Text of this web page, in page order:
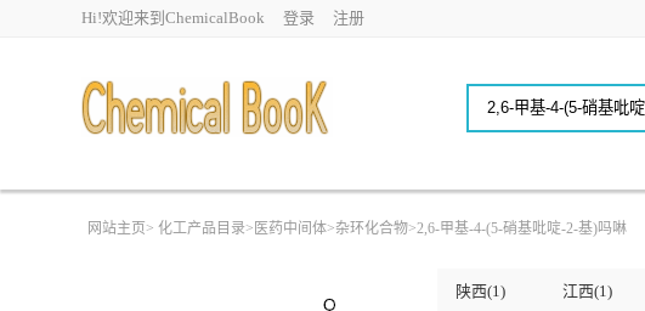
Hi!欢迎来到ChemicalBook 登录 注册
网站主页 > 化工产品目录> 医药中间体>杂环化合物>2,6-甲基-4-(5-硝基吡啶-2-基)吗啉
陕西(1) 江西(1)